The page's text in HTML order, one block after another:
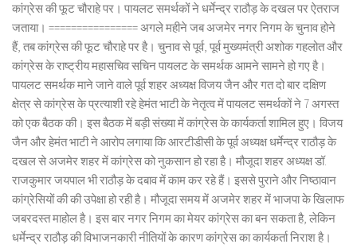
कांग्रेस की फूट चौराहे पर। पायलट समर्थकों ने धर्मेन्द्र राठौड़ के दखल पर ऐतराज
जताया। ================ अगले महीने जब अजमेर नगर निगम के चुनाव होने
हैं, तब कांग्रेस की फूट चौराहे पर है। चुनाव से पूर्व, पूर्व मुख्यमंत्री अशोक गहलोत और
कांग्रेस के राष्ट्रीय महासचिव सचिन पायलट के समर्थक आमने सामने हो गए है।
पायलट समर्थक माने जाने वाले पूर्व शहर अध्यक्ष विजय जैन और गत दो बार दक्षिण
क्षेत्र से कांग्रेस के प्रत्याशी रहे हेमंत भाटी के नेतृत्व में पायलट समर्थकों ने 7 अगस्त
को एक बैठक की। इस बैठक में बड़ी संख्या में कांग्रेस के कार्यकर्ता शामिल हुए। विजय
जैन और हेमंत भाटी ने आरोप लगाया कि आरटीडीसी के पूर्व अध्यक्ष धर्मेन्द्र राठौड़ के
दखल से अजमेर शहर में कांग्रेस को नुकसान हो रहा है। मौजूदा शहर अध्यक्ष डॉ.
राजकुमार जयपाल भी राठौड़ के दबाव में काम कर रहे हैं। इससे पुराने और निष्ठावान
कांग्रेसियों की की उपेक्षा हो रही है। मौजूदा समय में अजमेर शहर में भाजपा के खिलाफ
जबरदस्त माहोल है। इस बार नगर निगम का मेयर कांग्रेस का बन सकता है, लेकिन
धर्मेन्द्र राठौड़ की विभाजनकारी नीतियों के कारण कांग्रेस का कार्यकर्ता निराश है।